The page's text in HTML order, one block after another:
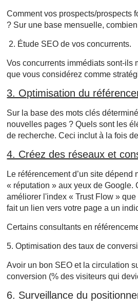
Comment vos prospects/prospects
? Sur une base mensuelle,
2. Étude SEO de vos concurrents.
Vos concurrents immédiats sont-ils
que vous considérez comme
3. Optimisation du
Sur la base des mots clés
nouvelles pages ? Quels sont les
de recherche. Ceci inclut à la fois
4. Créez des réseaux et
Le référencement d’un site
« réputation » aux yeux de
améliorer l'index « Trust Flow »
fait un lien vers votre page a un
Certains consultants en
5. Optimisation des taux de
Avoir un bon SEO et la circulation
conversion (% des visiteurs qui
6. Surveillance du